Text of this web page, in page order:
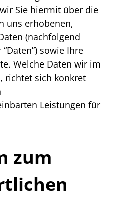
Sie hiermit über die
uns erhobenen,
(nachfolgend
sowie Ihre
Welche Daten wir im
richtet sich konkret
Leistungen für
zum